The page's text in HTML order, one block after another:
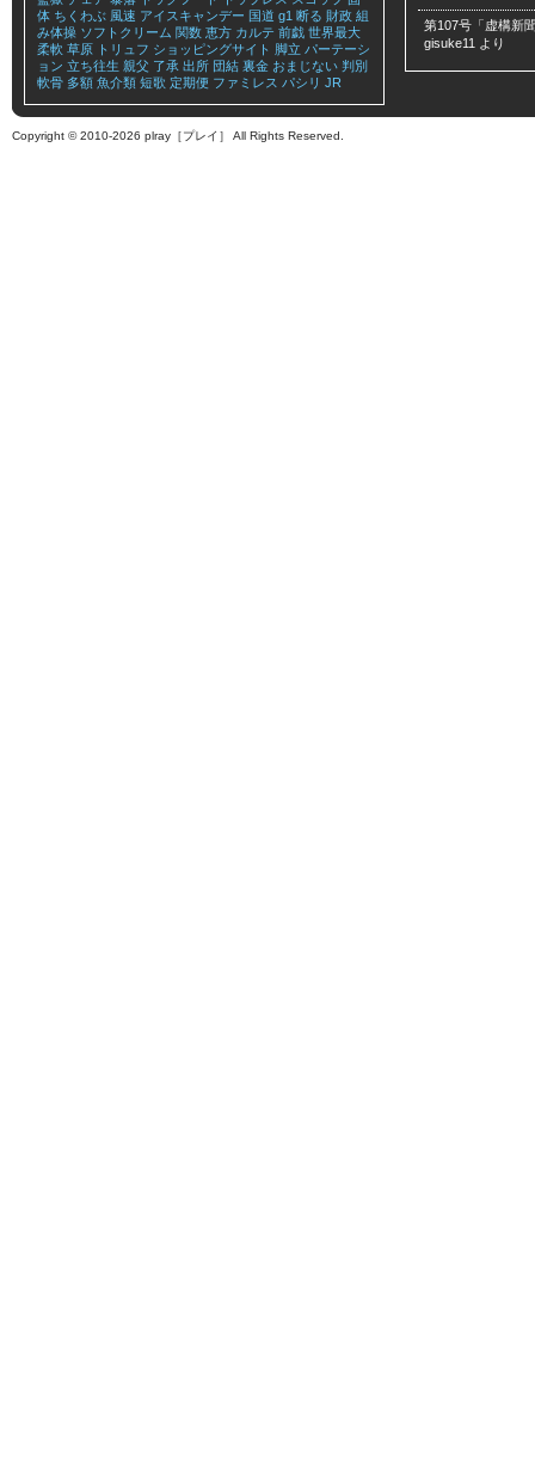
体 ちくわぶ 風速 アイスキャンデー 国道 g1 断る 財政 組
み体操 ソフトクリーム 関数 恵方 カルテ 前戯 世界最大
柔軟 草原 トリュフ ショッピングサイト 脚立 パーテーシ
ョン 立ち往生 親父 了承 出所 団結 裏金 おまじない 判別
軟骨 多額 魚介類 短歌 定期便 ファミレス パシリ JR
第107号「虚構新
gisuke11 より
Copyright © 2010-2026 plray［プレイ］ All Rights Reserved.